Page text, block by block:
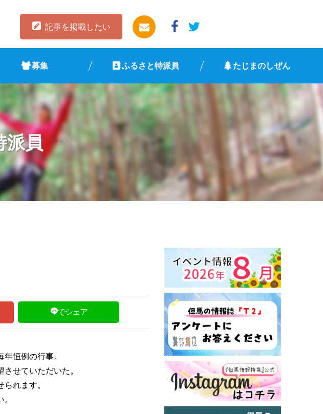
記事を掲載したい
募集 ふるさと特派員 たじまのしぜん
派員
でシェア
恒例の行事。
せていただいた。
れます。